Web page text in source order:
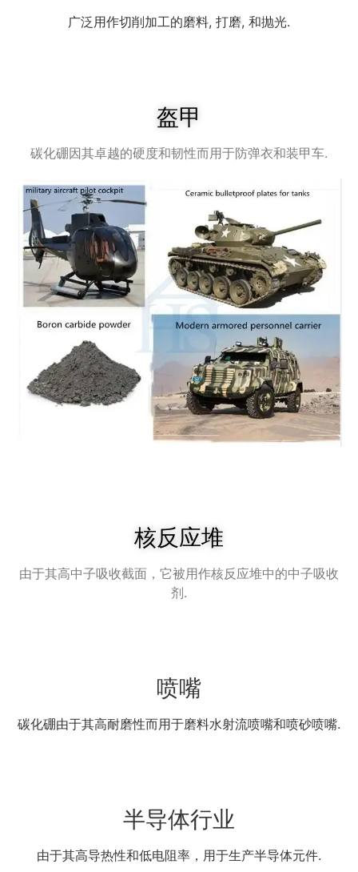
广泛用作切削加工的磨料, 打磨, 和抛光.
盔甲
碳化硼因其卓越的硬度和韧性而用于防弹衣和装甲车.
核反应堆
由于其高中子吸收截面，它被用作核反应堆中的中子吸收
剂.
喷嘴
碳化硼由于其高耐磨性而用于磨料水射流喷嘴和喷砂喷嘴.
半导体行业
由于其高导热性和低电阻率，用于生产半导体元件.